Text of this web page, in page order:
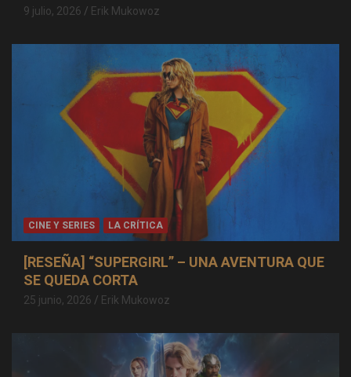
9 julio, 2026 Erik Mukowoz
CINE Y SERIES LA CRÍTICA
[RESEÑA] “SUPERGIRL” – UNA AVENTURA QUE
SE QUEDA CORTA
25 junio, 2026 Erik Mukowoz